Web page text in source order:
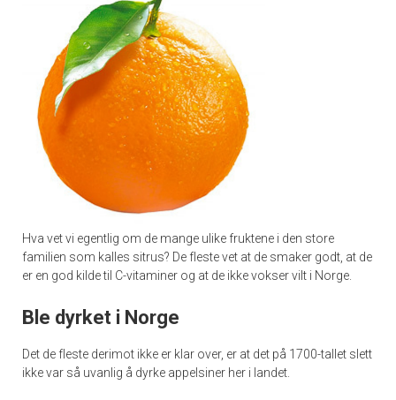
Hva vet vi egentlig om de mange ulike fruktene i den store
familien som kalles sitrus? De fleste vet at de smaker godt, at de
er en god kilde til C-vitaminer og at de ikke vokser vilt i Norge.
Ble dyrket i Norge
Det de fleste derimot ikke er klar over, er at det på 1700-tallet slett
ikke var så uvanlig å dyrke appelsiner her i landet.